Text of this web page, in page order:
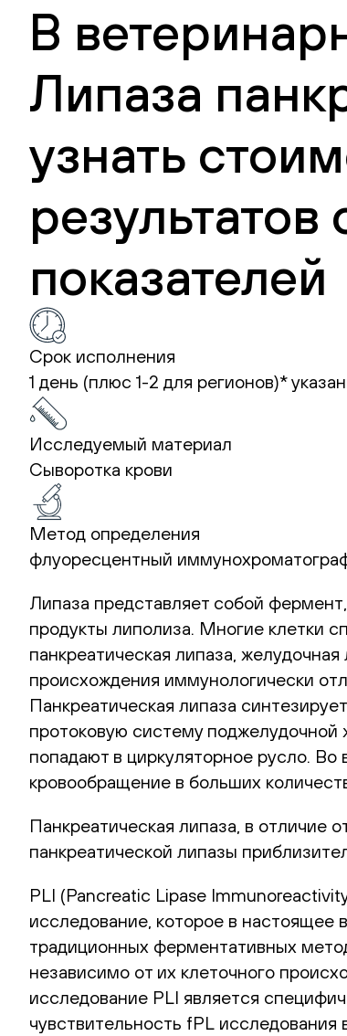
В
Липаза
узнать
показателей
Срок исполнения
1 день (плюс 1-2 для регионов)*
Исследуемый материал
Сыворотка крови
Метод определения
флуоресцентный
Липаза представляет собой
продукты липолиза. Многие клетки
панкреатическая липаза,
происхождения иммунологически
Панкреатическая липаза
протоковую систему поджелудочной
попадают в циркуляторное русло.
кровообращение в больших
Панкреатическая липаза, в отличие
панкреатической липазы
PLI (Pancreatic Lipase
исследование, которое в настоящее
традиционных ферментативных
независимо от их клеточного
исследование PLI является
чувствительность fPL исследования